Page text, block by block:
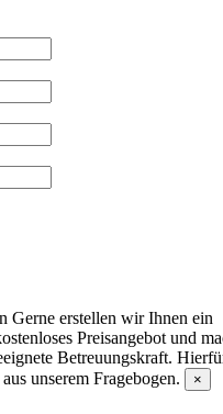
Gerne erstellen wir Ihnen ein
Preisangebot und
Betreuungskraft.
unserem Fragebogen.
×